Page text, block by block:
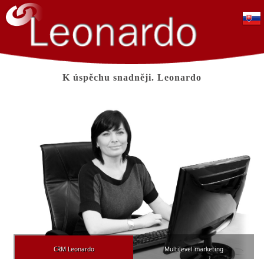
K úspěchu snadněji. Leonardo
CRM Leonardo Multilevel marketing